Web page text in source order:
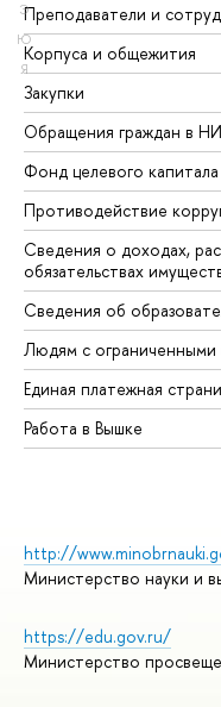
Э
Ю
Я
Преподаватели и
Корпуса и общежития
Закупки
Обращения граждан в
Фонд целевого капитала
Противодействие
Сведения о доходах,
обязательствах
Сведения об
Людям с ограниченными
Единая платежная
Работа в Вышке
http://
Министерство науки и
https://edu.gov.ru/
Министерство